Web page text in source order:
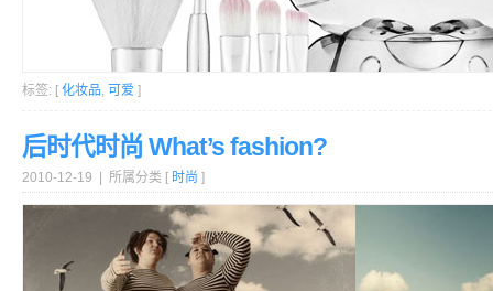
标签: [ 化妆品, 可爱 ]
后时代时尚 What’s fashion?
2010-12-19 | 所属分类 [ 时尚 ]